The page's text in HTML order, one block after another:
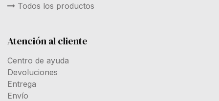
Todos los productos
Atención al cliente
Centro de ayuda
Devoluciones
Entrega
Envío